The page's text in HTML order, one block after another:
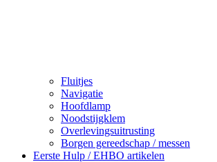
Fluitjes
Navigatie
Hoofdlamp
Noodstijgklem
Overlevingsuitrusting
Borgen gereedschap / messen
Eerste Hulp / EHBO artikelen